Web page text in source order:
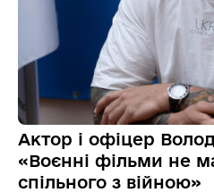
Актор і офіцер
«Воєнні фільми не
спільного з війною»